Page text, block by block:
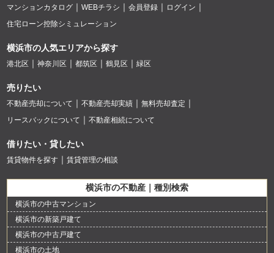
マンションカタログ
WEBチラシ 会員登録
ログイン
住宅ローン控除シミュレーション
横浜市の人気エリアから探す
港北区 神奈川区 都筑区 鶴見区 緑区
売りたい
不動産売却について 不動産売却実績
無料売却査定
リースバックについて
不動産相続について
借りたい・貸したい
賃貸物件を探す 賃貸管理の相談
横浜市の不動産｜種別検索
横浜市の中古マンション
横浜市の新築戸建て
横浜市の中古戸建て
横浜市の土地